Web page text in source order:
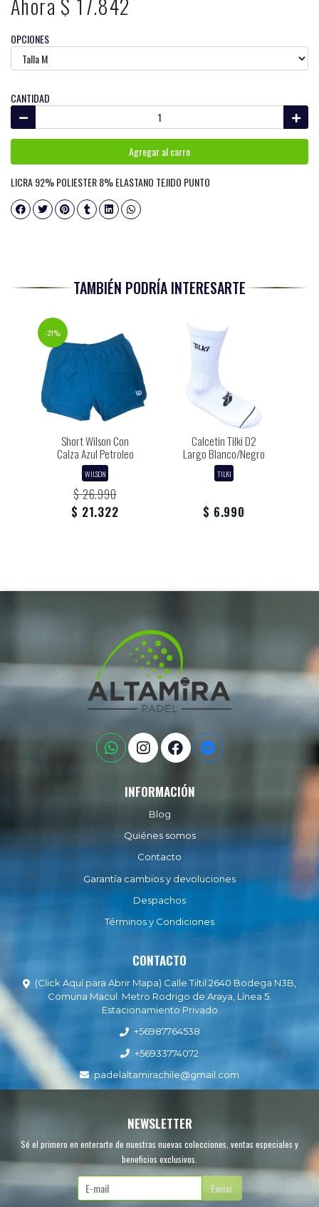
Ahora $ 17.842
OPCIONES
CANTIDAD
Agregar al carro
LICRA 92% POLIESTER 8% ELASTANO TEJIDO PUNTO
TAMBIÉN PODRÍA INTERESARTE
-21%
Short Wilson Con
Calza Azul Petroleo
WILSON
$ 26.990
$ 21.322
Calcetin Tilki D2
Largo Blanco/Negro
TILKI
$ 6.990
INFORMACIÓN
Blog
Quiénes somos
Contacto
Garantía cambios y devoluciones
Despachos
Términos y Condiciones
CONTACTO
(Click Aquí para Abrir Mapa) Calle Tiltil 2640 Bodega N3B,
Comuna Macul. Metro Rodrigo de Araya, Línea 5.
Estacionamiento Privado
+56987764538
+56933774072
padelaltamirachile@gmail.com
NEWSLETTER
Sé el primero en enterarte de nuestras nuevas colecciones, ventas especiales y
beneficios exclusivos.
Enviar